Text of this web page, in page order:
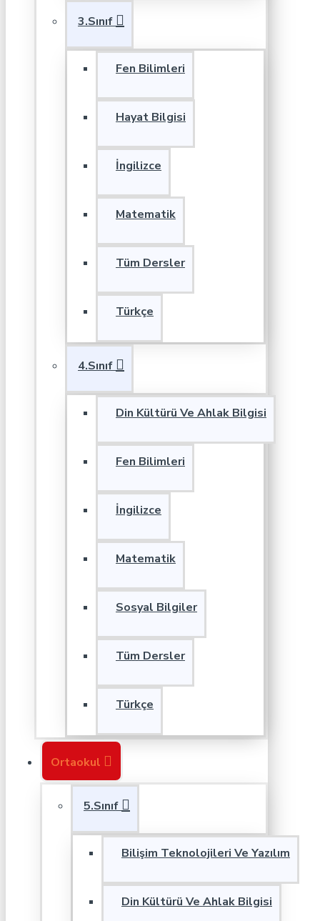
3.Sınıf
Fen Bilimleri
Hayat Bilgisi
İngilizce
Matematik
Tüm Dersler
Türkçe
4.Sınıf
Din Kültürü Ve Ahlak Bilgisi
Fen Bilimleri
İngilizce
Matematik
Sosyal Bilgiler
Tüm Dersler
Türkçe
Ortaokul
5.Sınıf
Bilişim Teknolojileri Ve Yazılım
Din Kültürü Ve Ahlak Bilgisi